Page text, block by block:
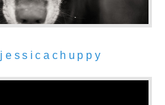
jessicachuppy